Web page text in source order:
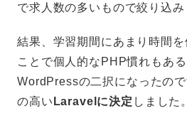
で求人数の多いもので絞り込み
結果、学習期間にあまり時間を
ことで個人的なPHP慣れもあ
WordPressの二択になったの
の高い Laravelに決定 しました。